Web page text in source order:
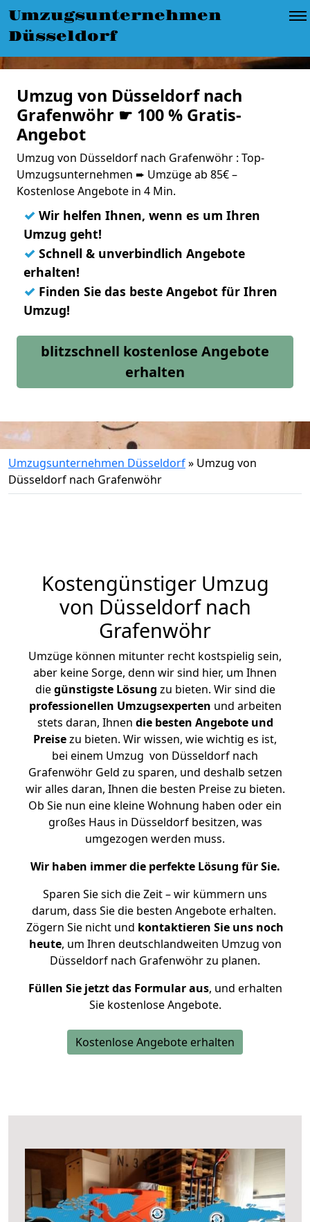
Umzugsunternehmen
Düsseldorf
Umzug von Düsseldorf nach
Grafenwöhr ☛ 100 % Gratis-
Angebot
Umzug von Düsseldorf nach Grafenwöhr : Top-
Umzugsunternehmen ➨ Umzüge ab 85€ –
Kostenlose Angebote in 4 Min.
✓ Wir helfen Ihnen, wenn es um Ihren
Umzug geht!
✓ Schnell & unverbindlich Angebote
erhalten!
✓ Finden Sie das beste Angebot für Ihren
Umzug!
blitzschnell kostenlose Angebote
erhalten
Umzugsunternehmen Düsseldorf» Umzug von
Düsseldorf nach Grafenwöhr
Kostengünstiger Umzug
von Düsseldorf nach
Grafenwöhr
Umzüge können mitunter recht kostspielig sein,
aber keine Sorge, denn wir sind hier, um Ihnen
diegünstigste Lösung zu bieten. Wir sind die
professionellen Umzugsexperten und arbeiten
stets daran, Ihnen die besten Angebote und
Preisezu bieten. Wir wissen, wie wichtig es ist,
bei einem Umzug von Düsseldorf nach
Grafenwöhr Geld zu sparen, und deshalb setzen
wir alles daran, Ihnen die besten Preise zu bieten.
Ob Sie nun eine kleine Wohnung haben oder ein
großes Haus in Düsseldorf besitzen, was
umgezogen werden muss.
Wir haben immer die perfekte Lösung für Sie.
Sparen Sie sich die Zeit – wir kümmern uns
darum, dass Sie die besten Angebote erhalten.
Zögern Sie nicht und kontaktieren Sie uns noch
heute, um Ihren deutschlandweiten Umzug von
Düsseldorf nach Grafenwöhr zu planen.
Füllen Sie jetzt das Formular aus, und erhalten
Sie kostenlose Angebote.
Kostenlose Angebote erhalten